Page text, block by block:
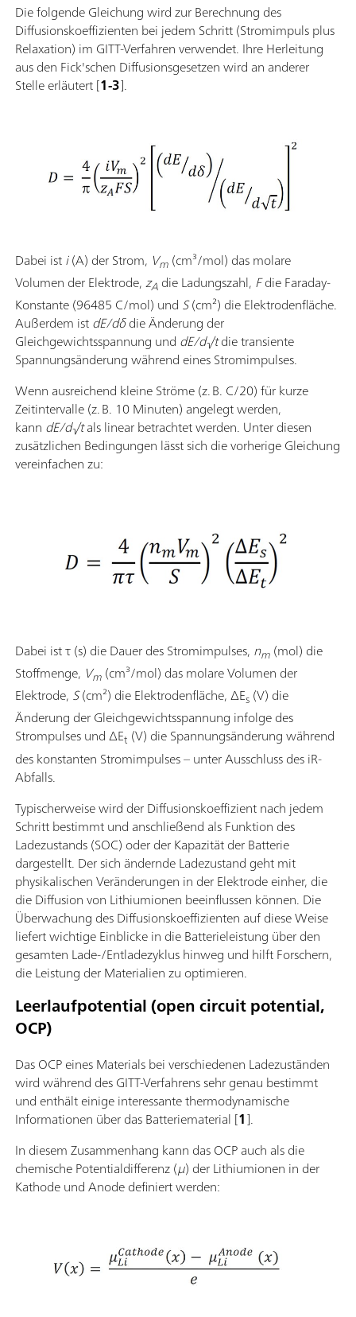
Die folgende Gleichung wird zur Berechnung des
Diffusionskoeffizienten bei jedem Schritt (Stromimpuls plus
Relaxation) im GITT-Verfahren verwendet. Ihre Herleitung
aus den Fick'schen Diffusionsgesetzen wird an anderer
Stelle erläutert [1-3].
Dabei isti(A) der Strom, Vm (cm³/mol) das molare
Volumen der Elektrode,zA die Ladungszahl, Fdie Faraday-
Konstante (96485 C/mol) und S(cm²) die Elektrodenfläche.
Außerdem istdE/dδdie Änderung der
Gleichgewichtsspannung und dE/d√tdie transiente
Spannungsänderung während eines Stromimpulses.
Wenn ausreichend kleine Ströme (z. B. C/20) für kurze
Zeitintervalle (z. B. 10 Minuten) angelegt werden,
kann dE/d√tals linear betrachtet werden. Unter diesen
zusätzlichen Bedingungen lässt sich die vorherige Gleichung
vereinfachen zu:
Dabei ist τ (s) die Dauer des Stromimpulses, nm (mol) die
Stoffmenge, Vm (cm³/mol) das molare Volumen der
Elektrode, S(cm²) die Elektrodenfläche, ΔEs (V) die
Änderung der Gleichgewichtsspannung infolge des
Strompulses und ΔEt (V) die Spannungsänderung während
des konstanten Stromimpulses – unter Ausschluss des iR-
Abfalls.
Typischerweise wird der Diffusionskoeffizient nach jedem
Schritt bestimmt und anschließend als Funktion des
Ladezustands (SOC) oder der Kapazität der Batterie
dargestellt. Der sich ändernde Ladezustand geht mit
physikalischen Veränderungen in der Elektrode einher, die
die Diffusion von Lithiumionen beeinflussen können. Die
Überwachung des Diffusionskoeffizienten auf diese Weise
liefert wichtige Einblicke in die Batterieleistung über den
gesamten Lade-/Entladezyklus hinweg und hilft Forschern,
die Leistung der Materialien zu optimieren.
Leerlaufpotential (open circuit potential,
OCP)
Das OCP eines Materials bei verschiedenen Ladezuständen
wird während des GITT-Verfahrens sehr genau bestimmt
und enthält einige interessante thermodynamische
Informationen über das Batteriematerial [1].
In diesem Zusammenhang kann das OCP auch als die
chemische Potentialdifferenz (μ) der Lithiumionen in der
Kathode und Anode definiert werden: